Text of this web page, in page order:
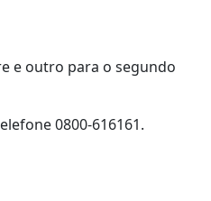
e outro para o segundo
0800-616161.